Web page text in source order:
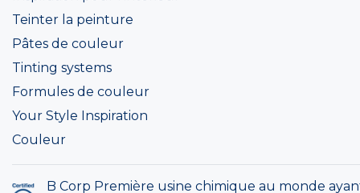
Teinter la peinture
Pâtes de couleur
Tinting systems
Formules de couleur
Your Style Inspiration
Couleur
B Corp Première usine chimique au monde